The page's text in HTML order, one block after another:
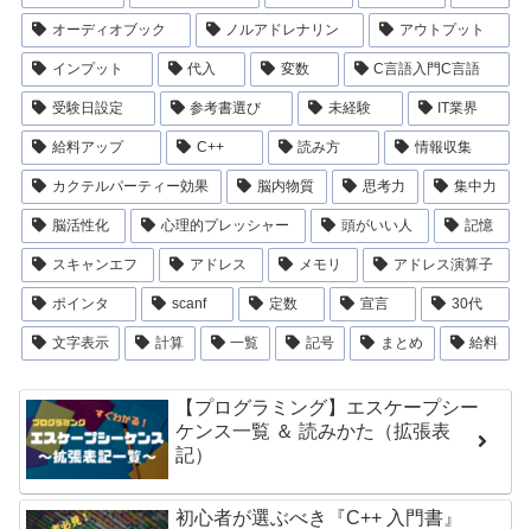
オーディオブック ノルアドレナリン アウトプット
インプット 代入 変数 C言語入門C言語
受験日設定 参考書選び 未経験 IT業界
給料アップ C++ 読み方 情報収集
カクテルパーティー効果 脳内物質 思考力 集中力
脳活性化 心理的プレッシャー 頭がいい人 記憶
スキャンエフ アドレス メモリ アドレス演算子
ポインタ scanf 定数 宣言 30代
文字表示 計算 一覧 記号 まとめ 給料
【プログラミング】エスケープシー
ケンス一覧 ＆ 読みかた（拡張表
記）
初心者が選ぶべき『C++ 入門書』